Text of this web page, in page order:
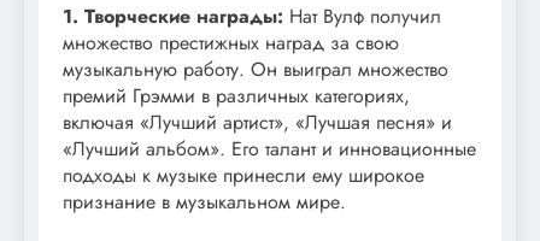
1. Творческие награды: Нат Вулф получил
множество престижных наград за свою
музыкальную работу. Он выиграл множество
премий Грэмми в различных категориях,
включая «Лучший артист», «Лучшая песня» и
«Лучший альбом». Его талант и инновационные
подходы к музыке принесли ему широкое
признание в музыкальном мире.